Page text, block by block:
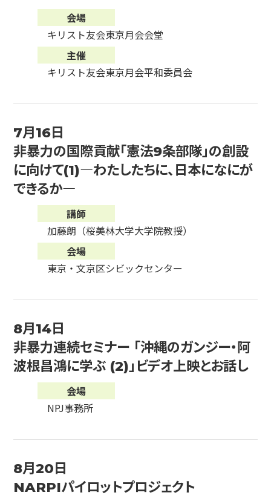
会場
キリスト友会東京月会会堂
主催
キリスト友会東京月会平和委員会
7月16日
非暴力の国際貢献「憲法9条部隊」の創設
に向けて(1)―わたしたちに、日本になにが
できるか―
講師
加藤朗（桜美林大学大学院教授）
会場
東京・文京区シビックセンター
8月14日
非暴力連続セミナー 「沖縄のガンジー・阿
波根昌鴻に学ぶ (2)」ビデオ上映とお話し
会場
NPJ事務所
8月20日
NARPIパイロットプロジェクト